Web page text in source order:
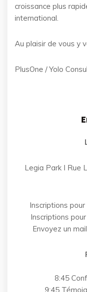
croissance plus
international.
Au plaisir de vous y
PlusOne / Yolo
Legia Park I Rue
Inscriptions
Inscriptions
Envoyez un
8:45
9:45